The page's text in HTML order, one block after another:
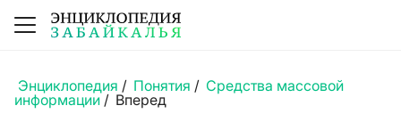
Энциклопедия / Понятия / Средства массовой
информации / Вперед